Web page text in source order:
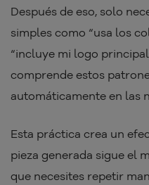
Después de eso, solo
simples como “usa los
“incluye mi logo
comprende estos
automáticamente en las
Esta práctica crea un
pieza generada sigue el
que necesites repetir